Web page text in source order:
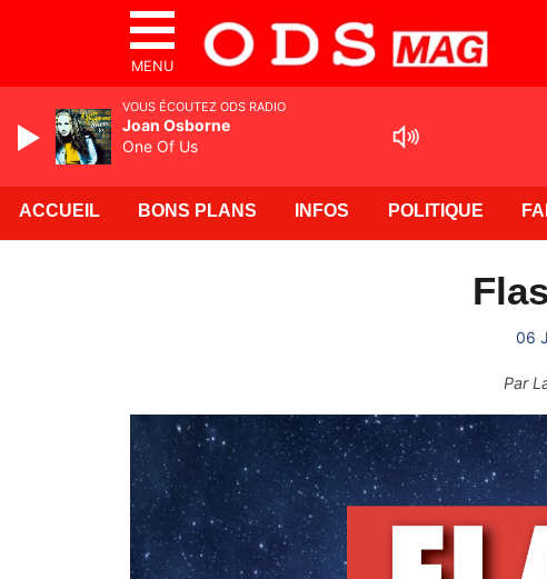
MENU
ACCUEIL BONS PLANS INFOS POLITIQUE
06
Par
VOUS ÉCOUTEZ ODS RADIO
Joan Osborne
One Of Us